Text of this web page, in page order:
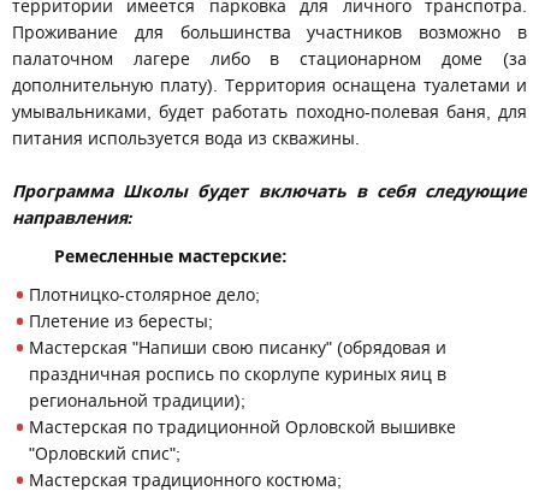
территории имеется парковка для личного транспотра.
Проживание для большинства участников возможно в
палаточном лагере либо в стационарном доме (за
дополнительную плату). Территория оснащена туалетами и
умывальниками, будет работать походно-полевая баня, для
питания используется вода из скважины.
Программа Школы будет включать в себя следующие
направления:
Ремесленные мастерские:
Плотницко-столярное дело;
Плетение из бересты;
Мастерская "Напиши свою писанку" (обрядовая и
праздничная роспись по скорлупе куриных яиц в
региональной традиции);
Мастерская по традиционной Орловской вышивке
"Орловский спис";
Мастерская традиционного костюма;